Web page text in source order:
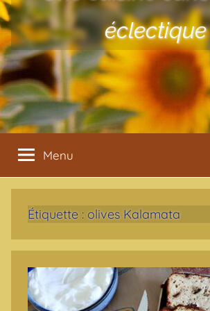
éclectique
Menu
Étiquette : olives Kalamata